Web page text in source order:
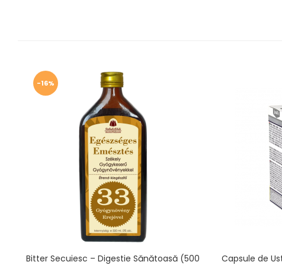
-16%
Bitter Secuiesc – Digestie Sănătoasă (500
Capsule de